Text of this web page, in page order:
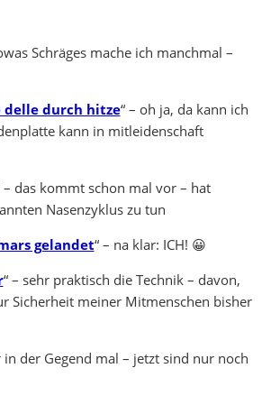
Schräges mache ich manchmal –
delle durch hitze“ – oh ja, da kann ich
kann in mitleidenschaft
– das kommt schon mal vor – hat
Nasenzyklus zu tun
gelandet“ – na klar: ICH! 😀
“ – sehr praktisch die Technik – davon,
Sicherheit meiner Mitmenschen bisher
in der Gegend mal – jetzt sind nur noch